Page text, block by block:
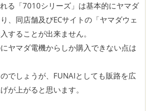
る「7010シリーズ」は基本的にヤマダ
、同店舗及びECサイトの「ヤマダウェ
することが出来ません。
ヤマダ電機からしか購入できない点は
でしょうが、FUNAIとしても販路を広
が上がると思います。